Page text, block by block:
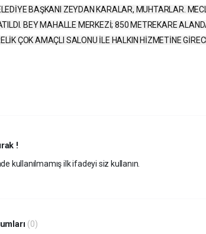
BAŞKANI ZEYDAN KARALAR, MUHTARLAR.
BEY MAHALLE MERKEZİ; 850 METREKARE
ÇOK AMAÇLI SALONU İLE HALKIN HİZMETİNE
!
kullanılmamış ilk ifadeyi siz kullanın.
(0)